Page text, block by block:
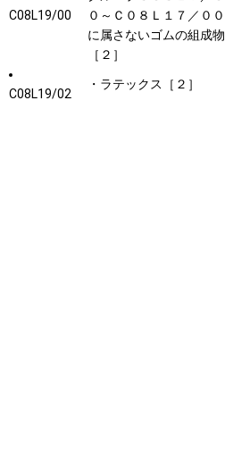
C08L19/00
０～Ｃ０８Ｌ１７／００
に属さないゴムの組成物
［２］
C08L19/02
・ラテックス［２］